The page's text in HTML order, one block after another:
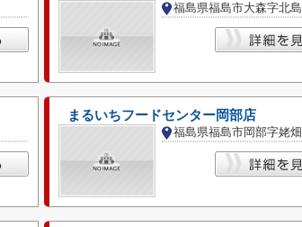
福島県福島市大森字北島
まるいちフードセンター岡部店
福島県福島市岡部字姥畑